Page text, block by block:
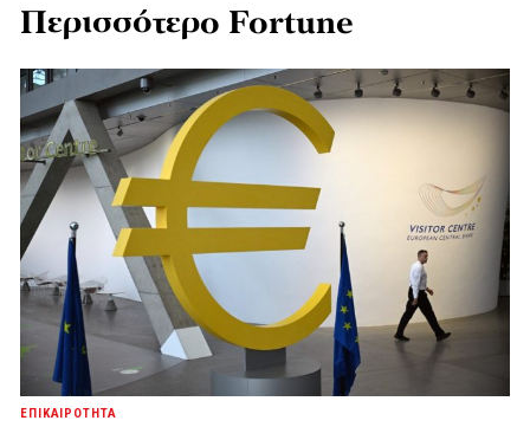
Περισσότερο Fortune
ΕΠΙΚΑΙΡΟΤΗΤΑ